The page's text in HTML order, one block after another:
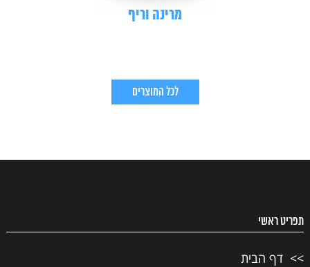
מרינה וריף
לכל המוצרים
תפריט ראשי
דף הבית